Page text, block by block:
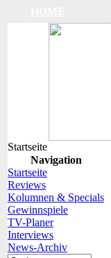
Startseite
Navigation
Startseite
Reviews
Kolumnen & Specials
Gewinnspiele
TV-Planer
Interviews
News-Archiv